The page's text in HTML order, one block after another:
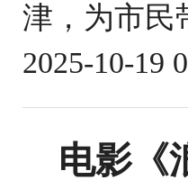
津，为市民
2025-10-19
电影《